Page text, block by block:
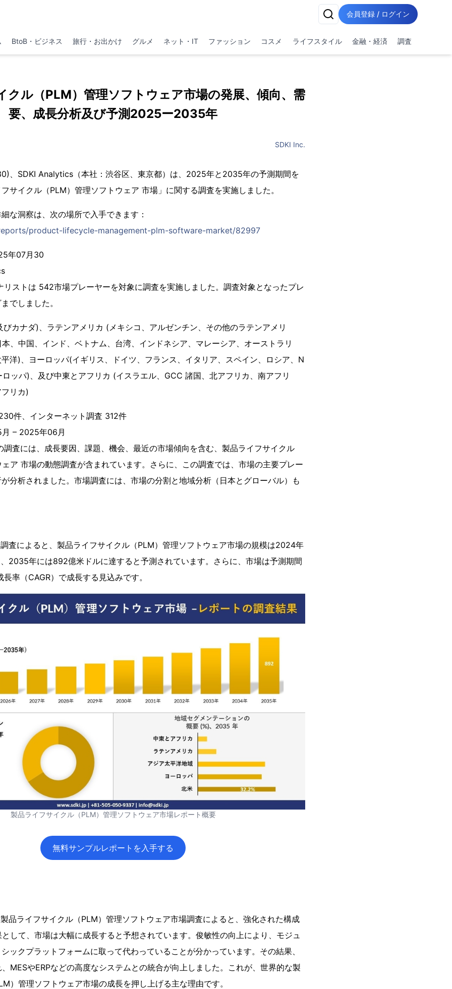
会員登録 / ログイン
BtoB・ビジネス 旅行・お出かけ グルメ ネット・IT ファッション コスメ ライフスタイル 金融・経済 調査
クル（PLM）管理ソフトウェア市場の発展、傾向、需
要、成長分析及び予測2025ー2035年
SDKI Inc.
、SDKI Analytics（本社：渋谷区、東京都）は、2025年と2035年の予測期間を
サイクル（PLM）管理ソフトウェア 市場」に関する調査を実施しました。
な洞察は、次の場所で入手できます：
product-lifecycle-management-plm-software-market/82997
年07月30
リストは 542市場プレーヤーを対象に調査を実施しました。調査対象となったプレ
でしました。
カナダ)、ラテンアメリカ (メキシコ、アルゼンチン、その他のラテンアメリ
、中国、インド、ベトナム、台湾、インドネシア、マレーシア、オーストラリ
洋)、ヨーロッパ(イギリス、ドイツ、フランス、イタリア、スペイン、ロシア、N
ッパ)、及び中東とアフリカ (イスラエル、GCC 諸国、北アフリカ、南アフリ
リカ)
件、インターネット調査 312件
– 2025年06月
調査には、成長要因、課題、機会、最近の市場傾向を含む、製品ライフサイクル
ア 市場の動態調査が含まれています。さらに、この調査では、市場の主要プレー
分析されました。市場調査には、市場の分割と地域分析（日本とグローバル）も
査によると、製品ライフサイクル（PLM）管理ソフトウェア市場の規模は2024年
2035年には892億米ドルに達すると予測されています。さらに、市場は予測期間
率（CAGR）で成長する見込みです。
製品ライフサイクル（PLM）管理ソフトウェア市場レポート概要
無料サンプルレポートを入手する
品ライフサイクル（PLM）管理ソフトウェア市場調査によると、強化された構成
して、市場は大幅に成長すると予想されています。俊敏性の向上により、モジュ
ックプラットフォームに取って代わっていることが分かっています。その結果、
MESやERPなどの高度なシステムとの統合が向上しました。これが、世界的な製
）管理ソフトウェア市場の成長を押し上げる主な理由です。